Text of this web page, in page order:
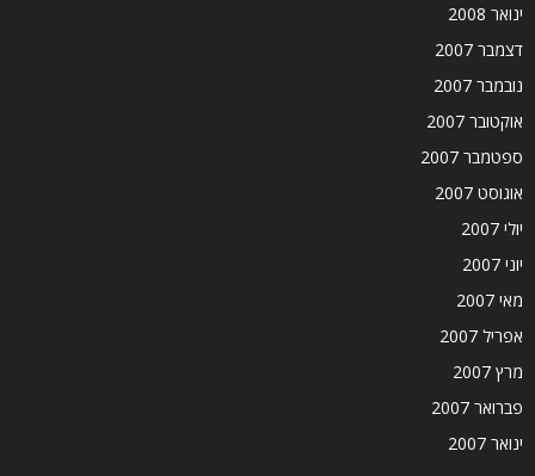
ינואר 2008
דצמבר 2007
נובמבר 2007
אוקטובר 2007
ספטמבר 2007
אוגוסט 2007
יולי 2007
יוני 2007
מאי 2007
אפריל 2007
מרץ 2007
פברואר 2007
ינואר 2007